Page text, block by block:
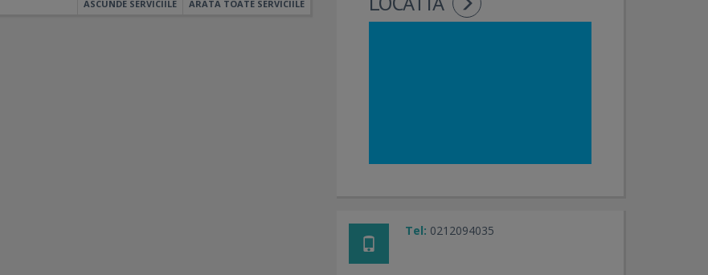
ARATA TOATE SERVICIILE
ASCUNDE SERVICIILE
Tel: 0212094035